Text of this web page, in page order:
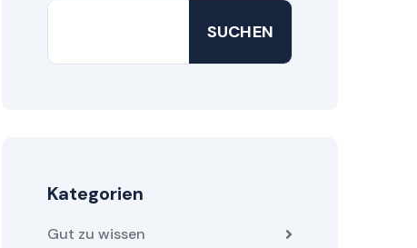
SUCHEN
Kategorien
Gut zu wissen